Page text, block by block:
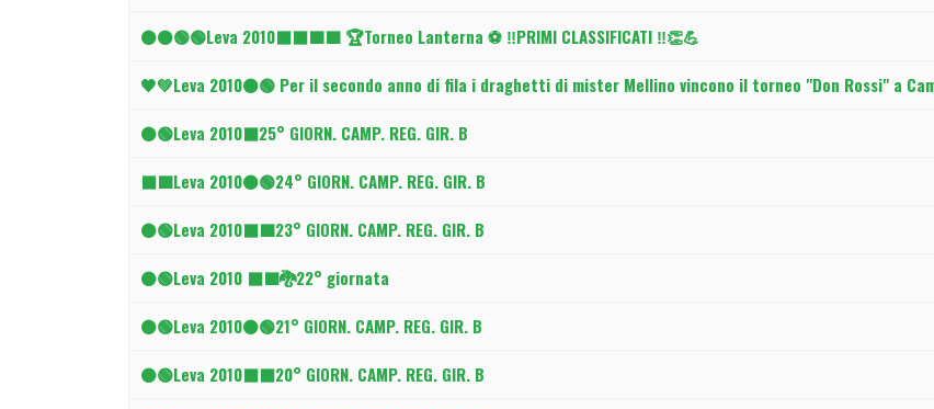
⚫⚫🟢🟢Leva 2010⬛⬛🟩🟩 🏆Torneo Lanterna ⚽ ‼️PRIMI CLASSIFICATI ‼️👏💪
🖤💚Leva 2010⚫🟢 Per il secondo anno di fila i draghetti di mister Mellino vincono il torneo "Don Rossi" a
⚫🟢Leva 2010⬛25° GIORN. CAMP. REG. GIR. B
⬛🟩Leva 2010⚫🟢24° GIORN. CAMP. REG. GIR. B
⚫🟢Leva 2010⬛🟩23° GIORN. CAMP. REG. GIR. B
⚫🟢Leva 2010 ⬛🟩🐉22° giornata
⚫🟢Leva 2010⚫🟢21° GIORN. CAMP. REG. GIR. B
⚫🟢Leva 2010⬛⬛20° GIORN. CAMP. REG. GIR. B